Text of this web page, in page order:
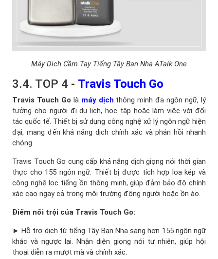
Máy Dịch Cầm Tay Tiếng Tây Ban Nha ATalk One
3.4. TOP 4 - Travis Touch Go
Travis Touch Go là máy dịch thông minh đa ngôn ngữ, lý
tưởng cho người đi du lịch, học tập hoặc làm việc với đối
tác quốc tế. Thiết bị sử dụng công nghệ xử lý ngôn ngữ hiện
đại, mang đến khả năng dịch chính xác và phản hồi nhanh
chóng.
Travis Touch Go cung cấp khả năng dịch giọng nói thời gian
thực cho 155 ngôn ngữ. Thiết bị được tích hợp loa kép và
công nghệ lọc tiếng ồn thông minh, giúp đảm bảo độ chính
xác cao ngay cả trong môi trường đông người hoặc ồn ào.
Điểm nổi trội của Travis Touch Go:
► Hỗ trợ dịch từ tiếng Tây Ban Nha sang hơn 155 ngôn ngữ
khác và ngược lại. Nhận diện giọng nói tự nhiên, giúp hội
thoại diễn ra mượt mà và chính xác.